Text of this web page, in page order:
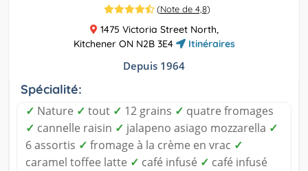
(Note de 4,8)
1475 Victoria Street North,
Kitchener ON N2B 3E4
Itinéraires
Depuis 1964
Spécialité:
✓ Nature ✓ tout ✓ 12 grains ✓ quatre fromages
✓ cannelle raisin ✓ jalapeno asiago mozzarella ✓
6 assortis ✓ fromage à la crème en vrac ✓
caramel toffee latte ✓ café infusé ✓ café infusé